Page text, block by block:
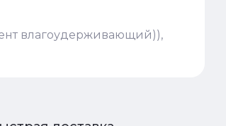
влагоудерживающий)),